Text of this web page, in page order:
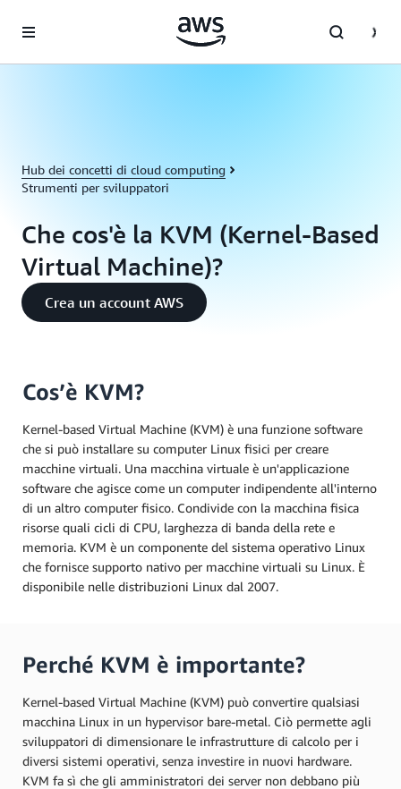
Hub dei concetti di cloud computing
Strumenti per sviluppatori
Che cos'è la KVM (Kernel-Based
Virtual Machine)?
Crea un account AWS
Cos’è KVM?
Kernel-based Virtual Machine (KVM) è una funzione software
che si può installare su computer Linux fisici per creare
macchine virtuali. Una macchina virtuale è un'applicazione
software che agisce come un computer indipendente all'interno
di un altro computer fisico. Condivide con la macchina fisica
risorse quali cicli di CPU, larghezza di banda della rete e
memoria. KVM è un componente del sistema operativo Linux
che fornisce supporto nativo per macchine virtuali su Linux. È
disponibile nelle distribuzioni Linux dal 2007.
Perché KVM è importante?
Kernel-based Virtual Machine (KVM) può convertire qualsiasi
macchina Linux in un hypervisor bare-metal. Ciò permette agli
sviluppatori di dimensionare le infrastrutture di calcolo per i
diversi sistemi operativi, senza investire in nuovi hardware.
KVM fa sì che gli amministratori dei server non debbano più